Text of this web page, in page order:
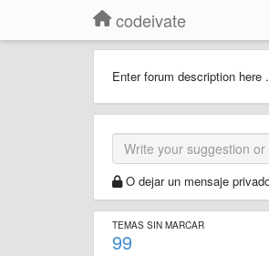
codeivate
Enter forum description here
O dejar un mensaje
TEMAS SIN MARCAR
99